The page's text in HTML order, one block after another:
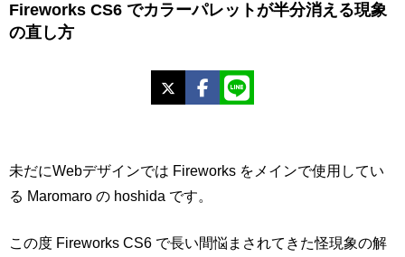
Fireworks CS6 でカラーパレットが半分消える現象
の直し方
Facebook
未だにWebデザインでは Fireworks をメインで使用してい
る Maromaro の hoshida です。
この度 Fireworks CS6 で長い間悩まされてきた怪現象の解